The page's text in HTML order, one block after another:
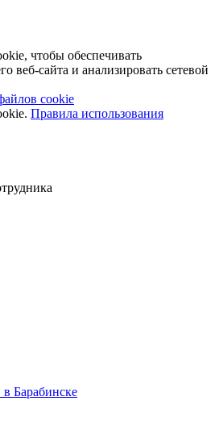
чтобы обеспечивать
веб-сайта и анализировать сетевой
cookie
Правила использования
Барабинске